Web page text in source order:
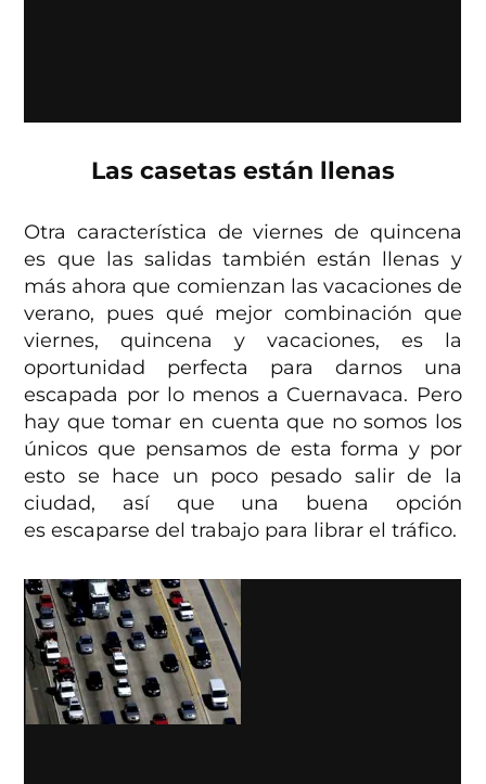
Las casetas están llenas
Otra característica de viernes de quincena
es que las salidas también están llenas y
más ahora que comienzan las vacaciones de
verano, pues qué mejor combinación que
viernes, quincena y vacaciones, es la
oportunidad perfecta para darnos una
escapada por lo menos a Cuernavaca. Pero
hay que tomar en cuenta que no somos los
únicos que pensamos de esta forma y por
esto se hace un poco pesado salir de la
ciudad, así que una buena opción
es escaparse del trabajo para librar el tráfico.